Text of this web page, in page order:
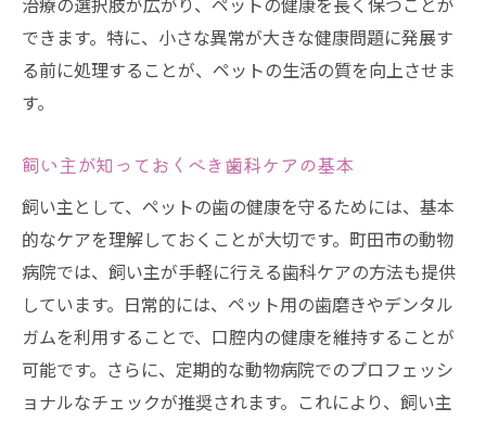
できます。特に、小さな異常が大きな健康問題に発展す
る前に処理することが、ペットの生活の質を向上させま
す。
飼い主が知っておくべき歯科ケアの基本
飼い主として、ペットの歯の健康を守るためには、基本
的なケアを理解しておくことが大切です。町田市の動物
病院では、飼い主が手軽に行える歯科ケアの方法も提供
しています。日常的には、ペット用の歯磨きやデンタル
ガムを利用することで、口腔内の健康を維持することが
可能です。さらに、定期的な動物病院でのプロフェッシ
ョナルなチェックが推奨されます。これにより、飼い主